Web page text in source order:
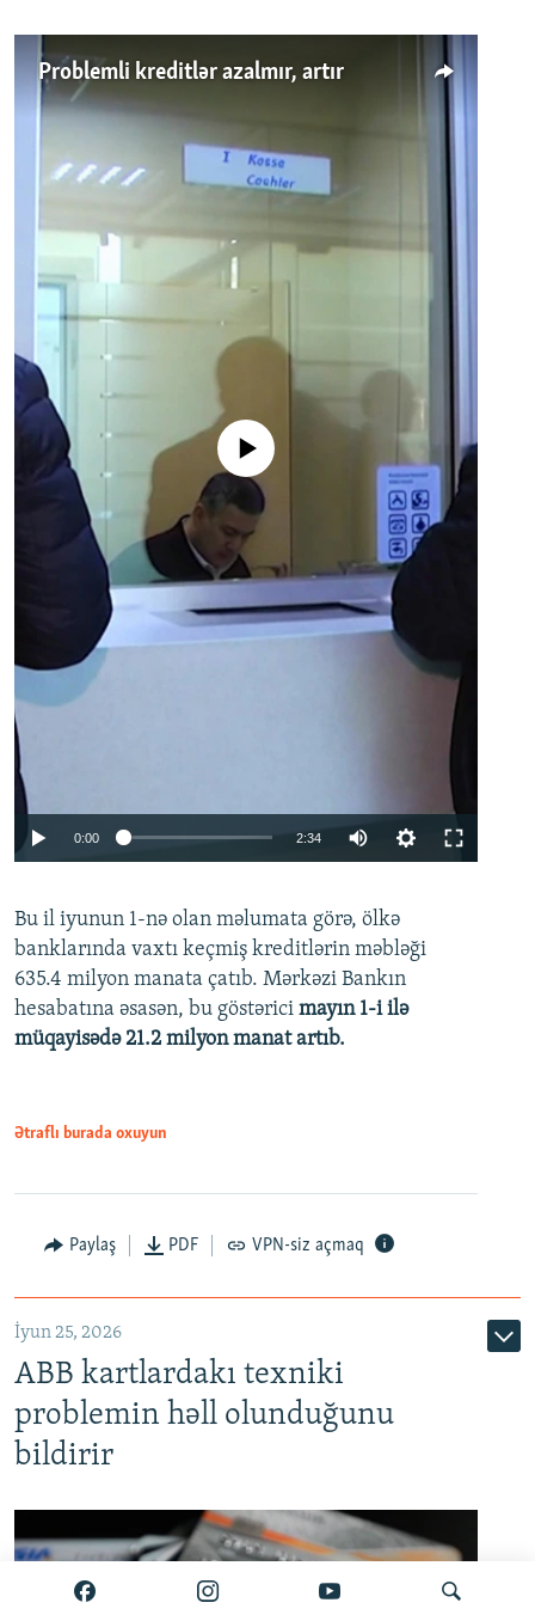
Problemli kreditlər azalmır, artır
Auto 240p 360p 480p
720p 1080p
No media source currently available
0:00 2:34
360p
480p
720p
Bu il iyunun 1-nə olan məlumata görə, ölkə
banklarında vaxtı keçmiş kreditlərin məbləği
635.4 milyon manata çatıb. Mərkəzi Bankın
hesabatına əsasən, bu göstərici mayın 1-i ilə
müqayisədə 21.2 milyon manat artıb.
Ətraflı burada oxuyun
Paylaş PDF VPN-siz açmaq
İyun 25, 2026
ABB kartlardakı texniki
problemin həll olunduğunu
bildirir